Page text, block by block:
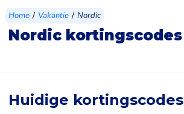
Home / Vakantie / Nordic
Nordic kortingscodes
Huidige kortingscodes